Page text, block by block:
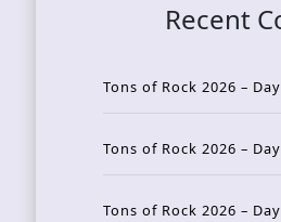
Recent
Tons of Rock 2026 –
Tons of Rock 2026 –
Tons of Rock 2026 –